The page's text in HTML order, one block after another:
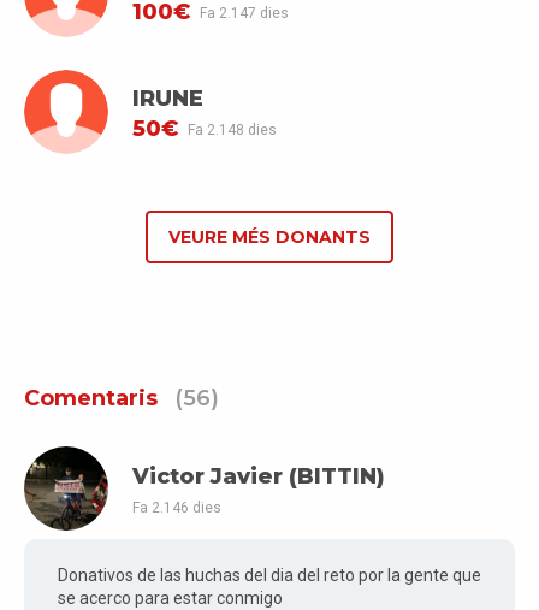
100€ Fa 2.147 dies
IRUNE
50€
Fa 2.148 dies
VEURE MÉS DONANTS
Comentaris (56)
Victor Javier (BITTIN)
Fa 2.146 dies
Donativos de las huchas del dia del reto por la gente que
se acerco para estar conmigo